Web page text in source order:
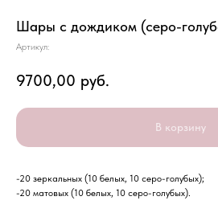
Шары с дождиком (серо-
Артикул:
9700,00 руб.
В корзину
-20 зеркальных (10 белых, 10 серо-голубых);
-20 матовых (10 белых, 10 серо-голубых).